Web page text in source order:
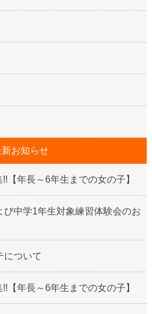
新お知らせ
【年長～6年生までの女の子】
び中学1年生対象練習体験会のお
について
【年長～6年生までの女の子】